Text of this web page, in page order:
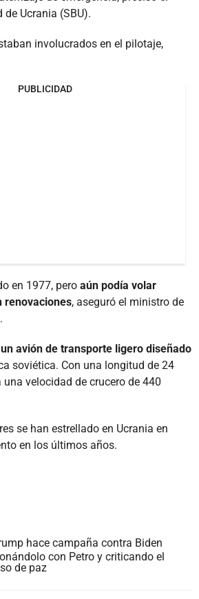
de Ucrania (SBU).
involucrados en el pilotaje,
PUBLICIDAD
en 1977, pero aún podía volar
renovaciones, aseguró el ministro de
avión de transporte ligero diseñado
soviética. Con una longitud de 24
una velocidad de crucero de 440
se han estrellado en Ucrania en
en los últimos años.
hace campaña contra Biden
con Petro y criticando el
de paz